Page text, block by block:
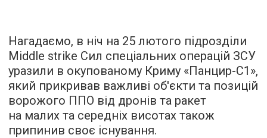
Нагадаємо, в ніч на 25 лютого підрозділи
Middle strike Сил спеціальних операцій ЗСУ
уразили в окупованому Криму «Панцир-С1»,
який прикривав важливі об'єкти та позицій
ворожого ППО від дронів та ракет
на малих та середніх висотах також
припинив своє існування.